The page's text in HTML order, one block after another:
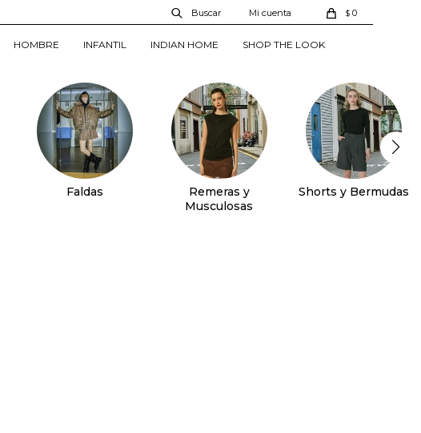
HOMBRE INFANTIL INDIAN HOME SHOP THE LOOK
$ 0
Faldas
Remeras y
Musculosas
Shorts y Bermudas